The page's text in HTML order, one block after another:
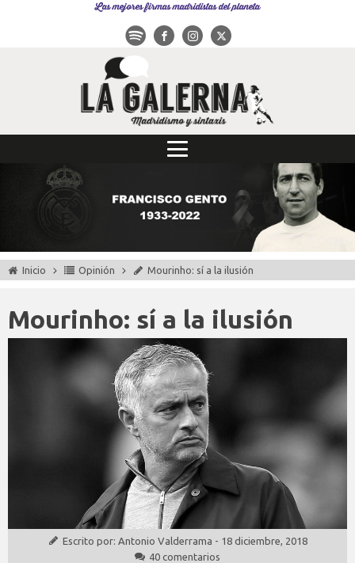
Las mejores firmas madridistas del planeta
Inicio Opinión Mourinho: sí a la ilusión
Mourinho: sí a la ilusión
Escrito por: Antonio Valderrama - 18 diciembre, 2018
40 comentarios